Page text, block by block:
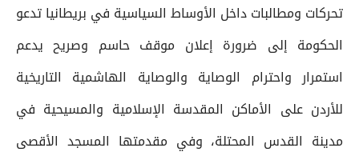
تحركات ومطالبات داخل الأوساط السياسية في بريطانيا تدعو
الحكومة إلى ضرورة إعلان موقف حاسم وصريح يدعم
استمرار واحترام الوصاية والوصاية الهاشمية التاريخية
للأردن على الأماكن المقدسة الإسلامية والمسيحية في
مدينة القدس المحتلة، وفي مقدمتها المسجد الأقصى